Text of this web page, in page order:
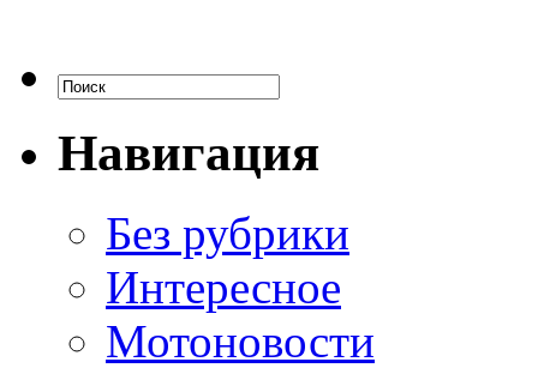
Навигация
Без рубрики
Интересное
Мотоновости